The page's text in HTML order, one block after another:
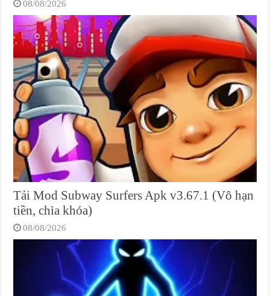
08/08/2026
Tải Mod Subway Surfers Apk v3.67.1 (Vô hạn
tiền, chìa khóa)
08/08/2026